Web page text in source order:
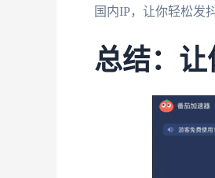
国内IP，让你轻松发
总结：让